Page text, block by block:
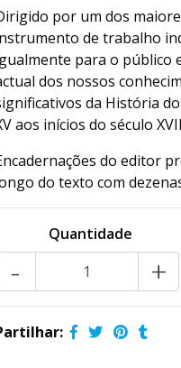
por um dos
de trabalho
para o público
dos nossos
da História
aos inícios do século
do editor
do texto com
Quantidade
+
-